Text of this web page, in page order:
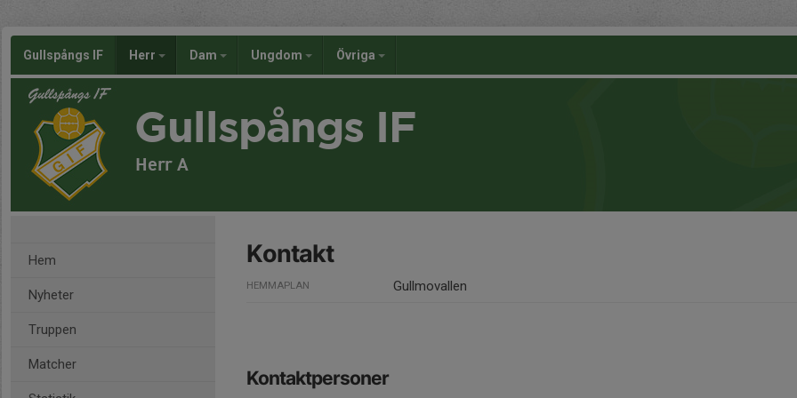
Gullspångs IF Herr Dam Ungdom Övriga
Gullspångs IF
Herr A
Hem
Nyheter
Truppen
Matcher
Kontakt
HEMMAPLAN Gullmovallen
Kontaktpersoner